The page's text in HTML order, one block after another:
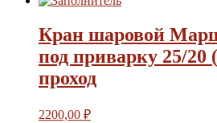
Кран шаровой
под приварку 25/20
проход
2200,00 ₽